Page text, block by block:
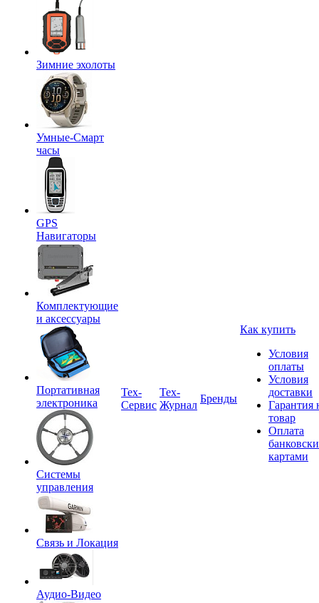
Зимние эхолоты
Умные-Смарт
часы
GPS
Навигаторы
Комплектующие
и аксессуары
Портативная
электроника
Системы
управления
Связь и Локация
Аудио-Видео
Tex-
Сервис
Тех-
Журнал
Бренды
Как купить
Условия
оплаты
Условия
доставки
Гарантия
товар
Оплата
картами